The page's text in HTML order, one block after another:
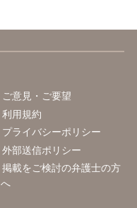
ご意見・ご要望
利用規約
プライバシーポリシー
外部送信ポリシー
掲載をご検討の弁護士の方
へ